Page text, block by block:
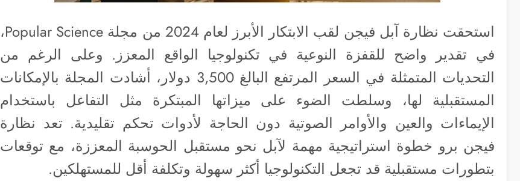
استحقت نظارة آبل فيجن لقب الابتكار الأبرز لعام 2024 من مجلة Popular Science،
في تقدير واضح للقفزة النوعية في تكنولوجيا الواقع المعزز. وعلى الرغم من
التحديات المتمثلة في السعر المرتفع البالغ 3,500 دولار، أشادت المجلة بالإمكانات
المستقبلية لها، وسلطت الضوء على ميزاتها المبتكرة مثل التفاعل باستخدام
الإيماءات والعين والأوامر الصوتية دون الحاجة لأدوات تحكم تقليدية. تعد نظارة
فيجن برو خطوة استراتيجية مهمة لآبل نحو مستقبل الحوسبة المعززة، مع توقعات
بتطورات مستقبلية قد تجعل التكنولوجيا أكثر سهولة وتكلفة أقل للمستهلكين.